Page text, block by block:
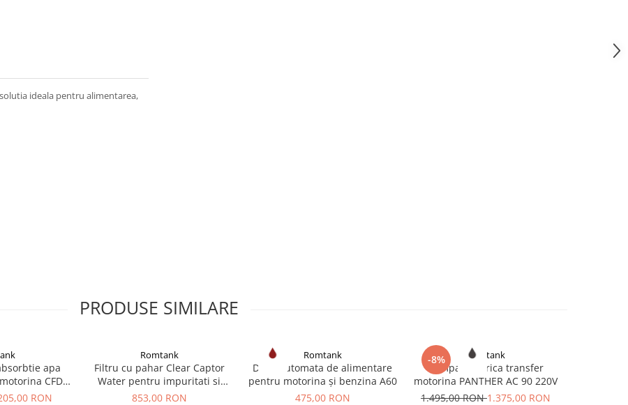
ideala pentru alimentarea,
PRODUSE SIMILARE
apa
CFD
RON
Romtank
Filtru cu pahar Clear Captor
Water pentru impuritati si
absorbtie apa din motorina
853,00 RON
Romtank
Duza automata de alimentare
pentru motorina și benzina A60
475,00 RON
-8% Romtank
Pompa electrica transfer
motorina PANTHER AC 90 220V
1.495,00 RON1.375,00 RON